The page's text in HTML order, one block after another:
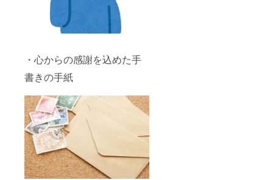
・心からの感謝を込めた手
書きの手紙